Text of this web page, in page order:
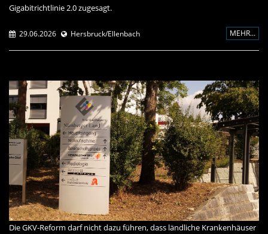
Gigabitrichtlinie 2.0 zugesagt.
29.06.2026 Hersbruck/Ellenbach MEHR...
Die GKV-Reform darf nicht dazu führen, dass ländliche Krankenhäuser